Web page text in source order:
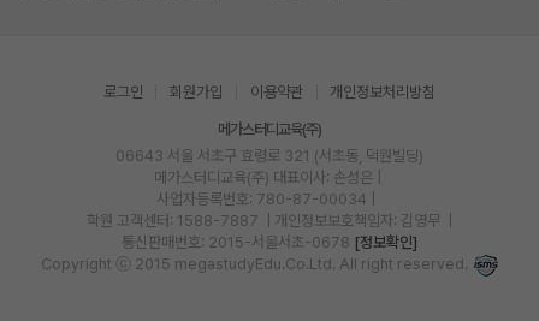
로그인 회원가입 이용약관 개인정보처리방침
메가스터디교육(주)
06643 서울 서초구 효령로 321 (서초동, 덕원빌딩)
메가스터디교육(주) 대표이사: 손성은 |
사업자등록번호: 780-87-00034
학원 고객센터: 1588-7887
| 개인정보보호책임자: 김영무
통신판매번호: 2015-서울서초-0678 [정보확인]
Copyright ⓒ 2015 megastudyEdu.Co.Ltd. All right reserved.